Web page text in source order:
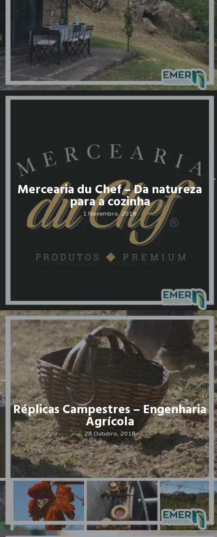
Mercearia du Chef – Da natureza
para a cozinha
1 Novembro, 2018
Réplicas Campestres – Engenharia
Agrícola
28 Outubro, 2018